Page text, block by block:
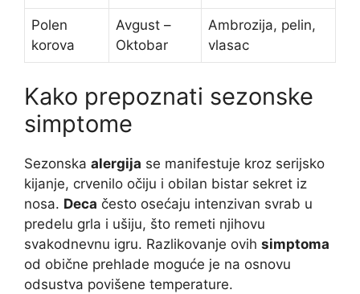
Polen
korova
Avgust –
Oktobar
Ambrozija, pelin,
vlasac
Kako prepoznati sezonske
simptome
Sezonska alergija se manifestuje kroz serijsko
kijanje, crvenilo očiju i obilan bistar sekret iz
nosa. Deca često osećaju intenzivan svrab u
predelu grla i ušiju, što remeti njihovu
svakodnevnu igru. Razlikovanje ovih simptoma
od obične prehlade moguće je na osnovu
odsustva povišene temperature.